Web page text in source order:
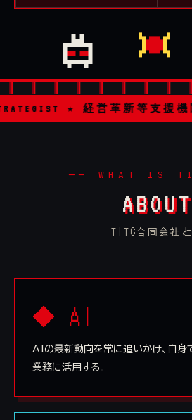
経営革新等支援機関 ★
── WHAT IS
ABOUT
TITC合同会社
◆ AI
AIの最新動向を常に追いかけ、自身
業務に活用する。